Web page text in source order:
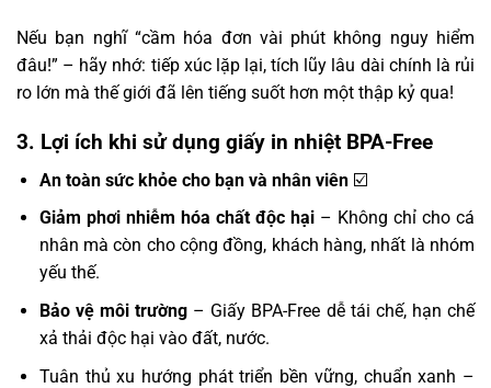
Nếu bạn nghĩ “cầm hóa đơn vài phút không nguy hiểm
đâu!” – hãy nhớ: tiếp xúc lặp lại, tích lũy lâu dài chính là rủi
ro lớn mà thế giới đã lên tiếng suốt hơn một thập kỷ qua!
3. Lợi ích khi sử dụng giấy in nhiệt BPA-Free
An toàn sức khỏe cho bạn và nhân viên☑️
Giảm phơi nhiễm hóa chất độc hại– Không chỉ cho cá
nhân mà còn cho cộng đồng, khách hàng, nhất là nhóm
yếu thế.
Bảo vệ môi trường – Giấy BPA-Free dễ tái chế, hạn chế
xả thải độc hại vào đất, nước.
Tuân thủ xu hướng phát triển bền vững, chuẩn xanh –